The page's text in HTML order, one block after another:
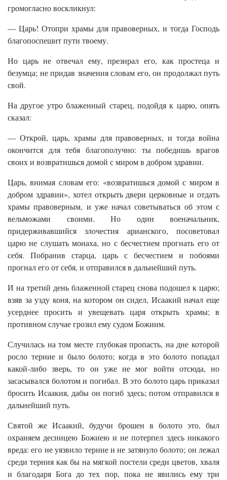
громогласно воскликнул:
— Царь! Отопри храмы для правоверных, и тогда Господь
благопоспешит пути твоему.
Но царь не отвечал ему, презирал его, как простеца и
безумца; не придав значения словам его, он продолжал путь
свой.
На другое утро блаженный старец, подойдя к царю, опять
сказал:
— Открой, царь, храмы для правоверных, и тогда война
окончится для тебя благополучно: ты победишь врагов
своих и возвратишься домой с миром в добром здравии.
Царь, внимая словам его: «возвратишься домой с миром в
добром здравии», хотел открыть двери церковные и отдать
храмы правоверным, и уже начал советываться об этом с
вельможами своими. Но один военачальник,
придерживавшийся злочестия арианского, посоветовал
царю не слушать монаха, но с бесчестием прогнать его от
себя. Побранив старца, царь с бесчестием и побоями
прогнал его от себя, и отправился в дальнейший путь.
И на третий день блаженной старец снова подошел к царю;
взяв за узду коня, на котором он сидел, Исаакий начал еще
усерднее просить и увещевать царя открыть храмы; в
противном случае грозил ему судом Божиим.
Случилась на том месте глубокая пропасть, на дне которой
росло терние и было болото; когда в это болото попадал
какой-либо зверь, то он уже не мог войти отсюда, но
засасывался болотом и погибал. В это болото царь приказал
бросить Исаакия, дабы он погиб здесь; потом отправился в
дальнейший путь.
Святой же Исаакий, будучи брошен в болото это, был
охраняем десницею Божиею и не потерпел здесь никакого
вреда: его не уязвило терние и не затянуло болото; он лежал
среди терния как бы на мягкой постели среди цветов, хваля
и благодаря Бога до тех пор, пока не явились ему три